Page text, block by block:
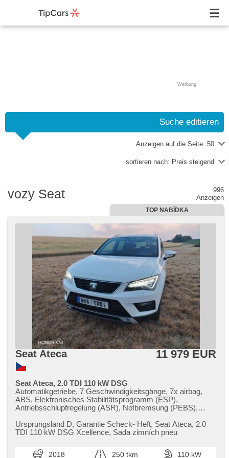
Werbung
Suche editieren
Anzeigen auf die Seite: 50
sortieren nach: Preis steigend
vozy Seat
996
Anzeigen
TOP NABÍDKA
Seat Ateca 11 979 EUR
Seat Ateca, 2.0 TDI 110 kW DSG
Automatikgetriebe, 7 Geschwindigkeitsgänge, 7x airbag,
ABS, Elektronisches Stabilitätsprogramm (ESP),
Antriebsschlupfregelung (ASR), Notbremsung (PEBS),
bremsen , Anhängerkupplung, 2-Zonen Klimaanlage,
Tempomat, LED denní svícení, Bordcomputer, hlasové
počítače, volba jízdního režimu, elektronická ruční brzda,
Ursprungsland D,​ Garantie Scheck​- Heft,​ Seat Ateca,​ 2.0
TDI 110 kW DSG Xcellence,​ Sada zimních pneu
2018 250 tkm
110 kW